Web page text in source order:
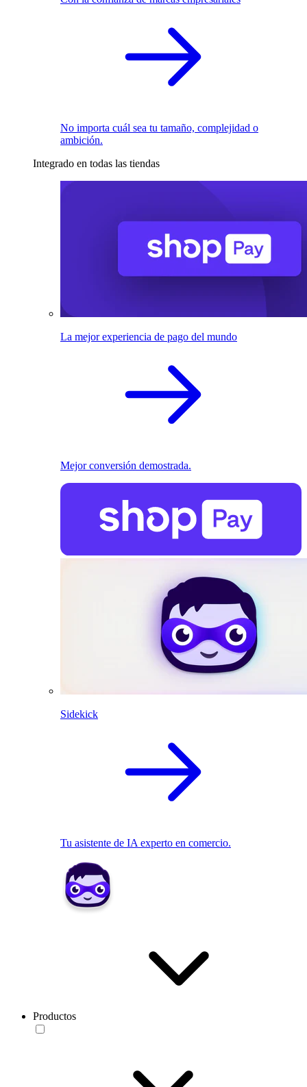
No importa cuál sea tu tamaño, complejidad o
ambición.
Integrado en todas las tiendas
La mejor experiencia de pago del mundo
Mejor conversión demostrada.
Sidekick
Tu asistente de IA experto en comercio.
Productos